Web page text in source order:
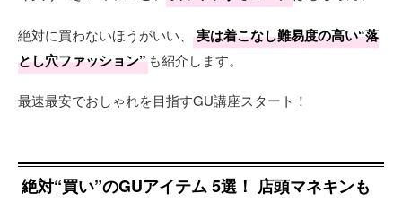
絶対に買わないほうがいい、
実は着こなし難易度の高い“落
とし穴ファッション” も紹介します。
最速最安でおしゃれを目指すGU講座スタート！
絶対“買い”のGUアイテム 5選！ 店頭マネキンも